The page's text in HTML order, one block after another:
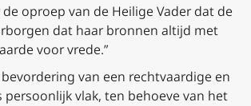
de oproep van de Heilige Vader dat de
dat haar bronnen altijd met
voor vrede.”
van een rechtvaardige en
vlak, ten behoeve van het